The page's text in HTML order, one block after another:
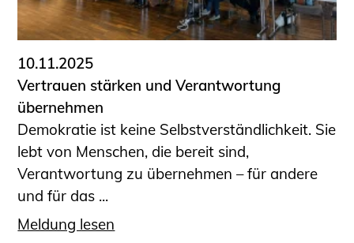
Informationen für Fortbildungsträger
Anträge, Anzeigen, Formulare
Fortbildung/Seminare
Informationen für Ingenieurinnen
und Ingenieure
Recht
Planungswettbewerbe
Publikationen
Stellenbörse
Staatlich anerkannte Sachverständige
10.11.2025
Vertrauen stärken und Verantwortung
übernehmen
Demokratie ist keine Selbstverständlichkeit. Sie
lebt von Menschen, die bereit sind,
Verantwortung zu übernehmen – für andere
und für das ...
Meldung lesen